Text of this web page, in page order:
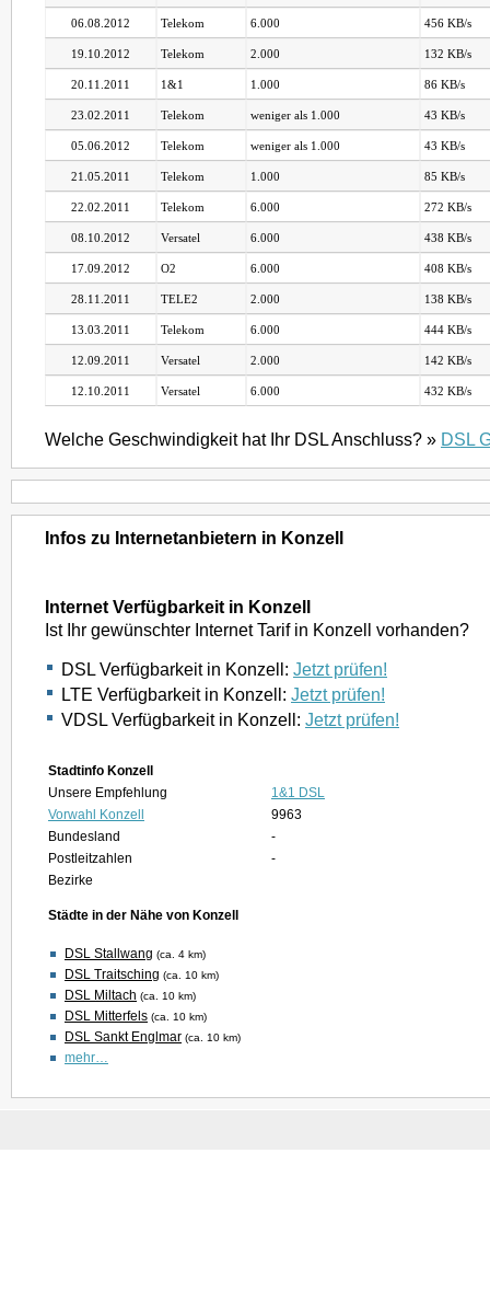
06.08.2012 Telekom 6.000 456 KB/s
19.10.2012 Telekom 2.000 132 KB/s
20.11.2011 1&1 1.000 86 KB/s
23.02.2011 Telekom weniger als 1.000 43 KB/s
05.06.2012 Telekom weniger als 1.000 43 KB/s
21.05.2011 Telekom 1.000 85 KB/s
22.02.2011 Telekom 6.000 272 KB/s
08.10.2012 Versatel 6.000 438 KB/s
17.09.2012 O2 6.000 408 KB/s
28.11.2011 TELE2 2.000 138 KB/s
13.03.2011 Telekom 6.000 444 KB/s
12.09.2011 Versatel 2.000 142 KB/s
12.10.2011 Versatel 6.000 432 KB/s
Welche Geschwindigkeit hat Ihr DSL Anschluss? » DSL
Infos zu Internetanbietern in Konzell
Internet Verfügbarkeit in Konzell
Ist Ihr gewünschter Internet Tarif in Konzell vorhanden?
DSL Verfügbarkeit in Konzell: Jetzt prüfen!
LTE Verfügbarkeit in Konzell: Jetzt prüfen!
VDSL Verfügbarkeit in Konzell: Jetzt prüfen!
Stadtinfo Konzell
Unsere Empfehlung
1&1 DSL
Vorwahl Konzell
9963
Bundesland
-
Postleitzahlen
-
Bezirke
Städte in der Nähe von Konzell
DSL Stallwang (ca. 4 km)
DSL Traitsching (ca. 10 km)
DSL Miltach (ca. 10 km)
DSL Mitterfels (ca. 10 km)
DSL Sankt Englmar (ca. 10 km)
mehr…